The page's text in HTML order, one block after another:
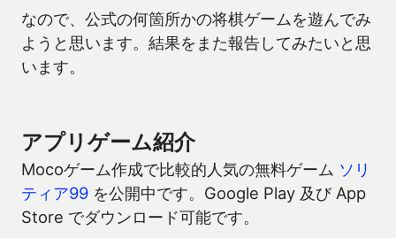
なので、公式の何箇所かの将棋ゲームを遊んでみ
ようと思います。結果をまた報告してみたいと思
います。
アプリゲーム紹介
Mocoゲーム作成で比較的人気の無料ゲーム ソリ
ティア99 を公開中です。Google Play 及び App
Store でダウンロード可能です。